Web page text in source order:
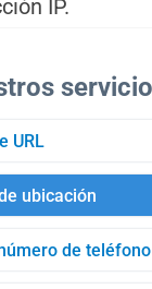
IP.
URL
ubicación
de teléfono